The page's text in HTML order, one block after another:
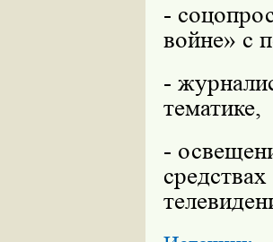
-
войне» с
-
тематике,
-